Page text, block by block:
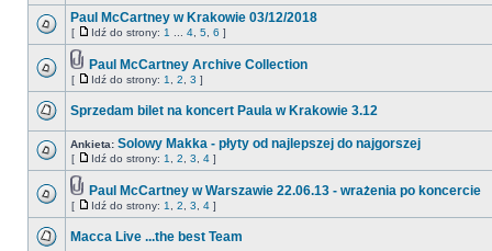
Paul McCartney w Krakowie 03/12/2018
[ Idź do strony: 1 4 5 6 ]
Paul McCartney Archive Collection
[ Idź do strony: 1 2 3 ]
Sprzedam bilet na koncert Paula w Krakowie 3.12
Ankieta: Solowy Makka - płyty od najlepszej do najgorszej
[ Idź do strony: 1 2 3 4 ]
Paul McCartney w Warszawie 22.06.13 - wrażenia po koncercie
[ Idź do strony: 1 2 3 4 ]
Macca Live ...the best Team